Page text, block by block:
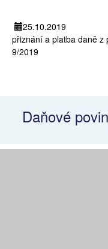
25.10.2019
přiznání a platba daně z
9/2019
Daňové